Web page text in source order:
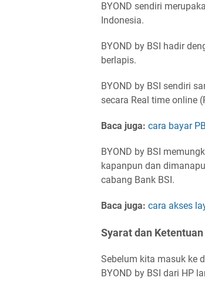
BYOND sendiri
Indonesia.
BYOND by BSI hadir
berlapis.
BYOND by BSI sendiri
secara Real time online
Baca juga: cara bayar
BYOND by BSI
kapanpun dan
cabang Bank BSI.
Baca juga: cara akses
Syarat dan Ketentuan
Sebelum kita masuk ke
BYOND by BSI dari HP